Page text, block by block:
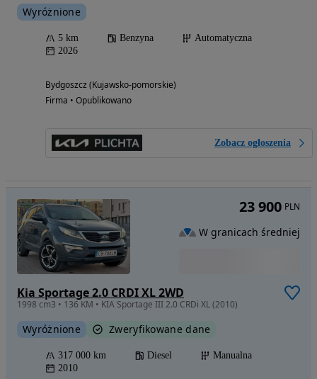
Wyróżnione
5 km Benzyna
Automatyczna
2026
Bydgoszcz (Kujawsko-pomorskie)
Firma • Opublikowano
Zobacz ogłoszenia
Kia Sportage 2.0 CRDI XL 2WD
1998 cm3 • 136 KM • KIA Sportage III 2.0 CRDi XL (2010)
Wyróżnione Zweryfikowane dane
317 000 km Diesel
Manualna
2010
23 900 PLN
W granicach średniej